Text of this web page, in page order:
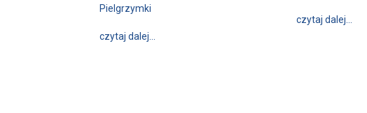
Pielgrzymki
czytaj dalej…
czytaj dalej…